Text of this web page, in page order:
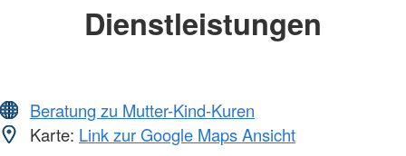
Dienstleistungen
Beratung zu Mutter-Kind-Kuren
Karte: Link zur Google Maps Ansicht